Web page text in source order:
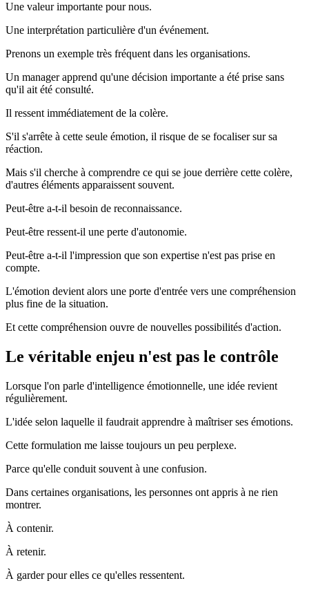
Une valeur importante pour nous.
Une interprétation particulière d'un événement.
Prenons un exemple très fréquent dans les organisations.
Un manager apprend qu'une décision importante a été prise sans
qu'il ait été consulté.
Il ressent immédiatement de la colère.
S'il s'arrête à cette seule émotion, il risque de se focaliser sur sa
réaction.
Mais s'il cherche à comprendre ce qui se joue derrière cette colère,
d'autres éléments apparaissent souvent.
Peut-être a-t-il besoin de reconnaissance.
Peut-être ressent-il une perte d'autonomie.
Peut-être a-t-il l'impression que son expertise n'est pas prise en
compte.
L'émotion devient alors une porte d'entrée vers une compréhension
plus fine de la situation.
Et cette compréhension ouvre de nouvelles possibilités d'action.
Le véritable enjeu n'est pas le contrôle
Lorsque l'on parle d'intelligence émotionnelle, une idée revient
régulièrement.
L'idée selon laquelle il faudrait apprendre à maîtriser ses émotions.
Cette formulation me laisse toujours un peu perplexe.
Parce qu'elle conduit souvent à une confusion.
Dans certaines organisations, les personnes ont appris à ne rien
montrer.
À contenir.
À retenir.
À garder pour elles ce qu'elles ressentent.